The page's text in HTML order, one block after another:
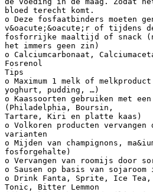
bloed terecht komt.
o Deze fosfaatbinders moeten
v&oacute;&oacute;r of tijdens
fosforrijke maaltijd of snack
het immers geen zin)
o Calciumcarbonaat,
Fosrenol
Tips
o Maximum 1 melk of
yoghurt, pudding, …)
o Kaassoorten gebruiken met
(Philadelphia, Boursin,
Tartare, Kiri en platte kaas)
o Volkoren producten vervangen
varianten
o Mijden van champignons,
fosforgehalte)
o Vervangen van roomijs door
o Sausen op basis van sojaroom
o Drink Fanta, Sprite, Ice
Tonic, Bitter Lemmon